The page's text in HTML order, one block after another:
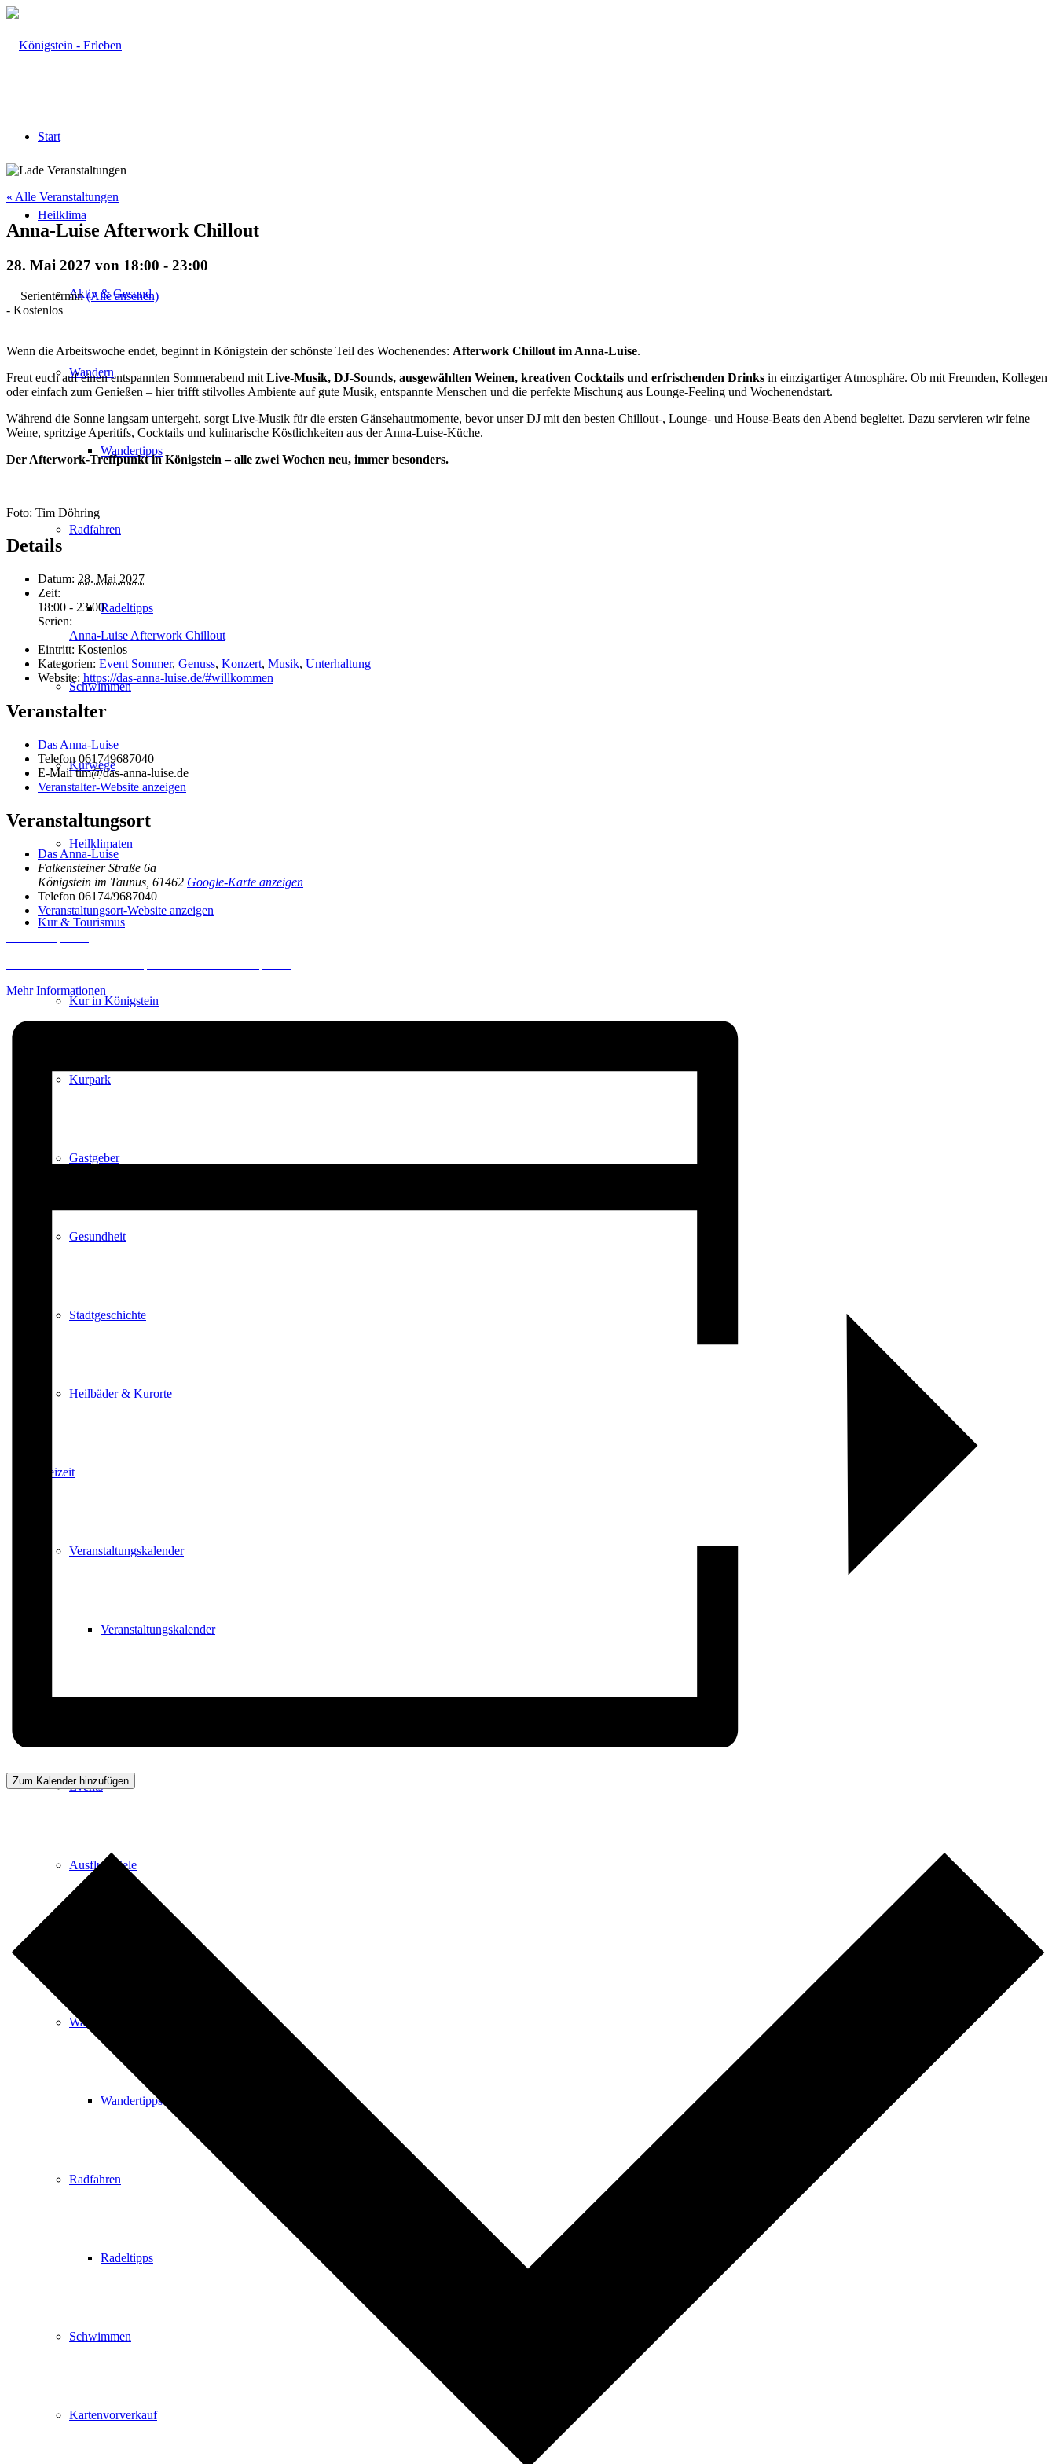
Start
Heilklima
Aktiv & Gesund
Wandern
Wandertipps
Radfahren
Radeltipps
Schwimmen
Kurwege
Heilklimaten
Kur & Tourismus
Kur in Königstein
Kurpark
Gastgeber
Gesundheit
Stadtgeschichte
Heilbäder & Kurorte
Freizeit
Veranstaltungskalender
Veranstaltungskalender
Events
Ausflugsziele
Wandern
Wandertipps
Radfahren
Radeltipps
Schwimmen
Kartenvorverkauf
« Alle Veranstaltungen
Anna-Luise Afterwork Chillout
28. Mai 2027 von 18:00 - 23:00
Serientermin(Alle ansehen)
- Kostenlos
Wenn die Arbeitswoche endet, beginnt in Königstein der schönste Teil des Wochenendes: Afterwork Chillout im Anna-Luise.
Freut euch auf einen entspannten Sommerabend mit Live-Musik, DJ-Sounds, ausgewählten Weinen, kreativen Cocktails und erfrischenden Drinks in einzigartiger Atmosphäre. Ob mit Freunden, Kollegen
oder einfach zum Genießen – hier trifft stilvolles Ambiente auf gute Musik, entspannte Menschen und die perfekte Mischung aus Lounge-Feeling und Wochenendstart.
Während die Sonne langsam untergeht, sorgt Live-Musik für die ersten Gänsehautmomente, bevor unser DJ mit den besten Chillout-, Lounge- und House-Beats den Abend begleitet. Dazu servieren wir feine
Weine, spritzige Aperitifs, Cocktails und kulinarische Köstlichkeiten aus der Anna-Luise-Küche.
Der Afterwork-Treffpunkt in Königstein – alle zwei Wochen neu, immer besonders.
Foto: Tim Döhring
Details
Datum: 28. Mai 2027
Zeit:
18:00 - 23:00
Serien:
Anna-Luise Afterwork Chillout
Eintritt: Kostenlos
Kategorien: Event Sommer, Genuss, Konzert, Musik, Unterhaltung
Website: https://das-anna-luise.de/#willkommen
Veranstalter
Das Anna-Luise
Telefon061749687040
E-Mailtim@das-anna-luise.de
Veranstalter-Website anzeigen
Veranstaltungsort
Das Anna-Luise
Falkensteiner Straße 6a
Königstein im Taunus 61462 Google-Karte anzeigen
Telefon 06174/9687040
Veranstaltungsort-Website anzeigen
Mehr Informationen
Zum Kalender hinzufügen